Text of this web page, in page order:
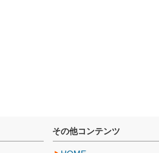
その他コンテンツ